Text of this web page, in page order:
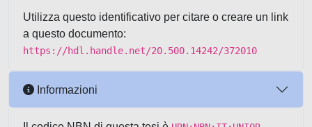
Utilizza questo identificativo per citare o creare un link
a questo documento:
https://hdl.handle.net/20.500.14242/372010
Informazioni